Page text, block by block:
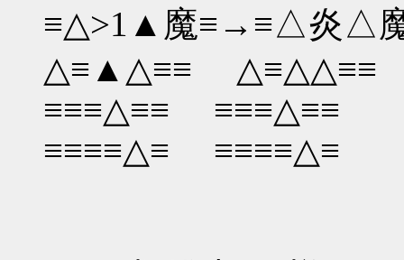
≡△>1▲魔≡→≡△炎△
△≡▲△≡≡ △≡△△≡≡
≡≡≡△≡≡ ≡≡≡△≡≡
≡≡≡≡△≡ ≡≡≡≡△≡